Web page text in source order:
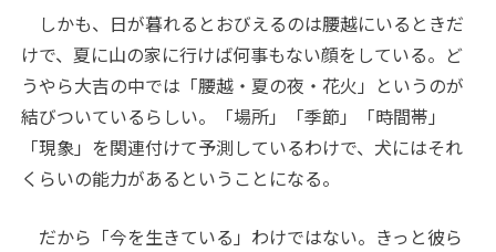
しかも、日が暮れるとおびえるのは腰越にいるときだ
けで、夏に山の家に行けば何事もない顔をしている。ど
うやら大吉の中では「腰越・夏の夜・花火」というのが
結びついているらしい。「場所」「季節」「時間帯」
「現象」を関連付けて予測しているわけで、犬にはそれ
くらいの能力があるということになる。
だから「今を生きている」わけではない。きっと彼ら